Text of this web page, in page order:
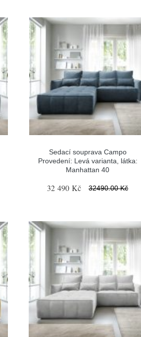
Sedací souprava Campo
Provedení: Levá varianta, látka:
Manhattan 40
32 490 Kč 32490.00 Kč